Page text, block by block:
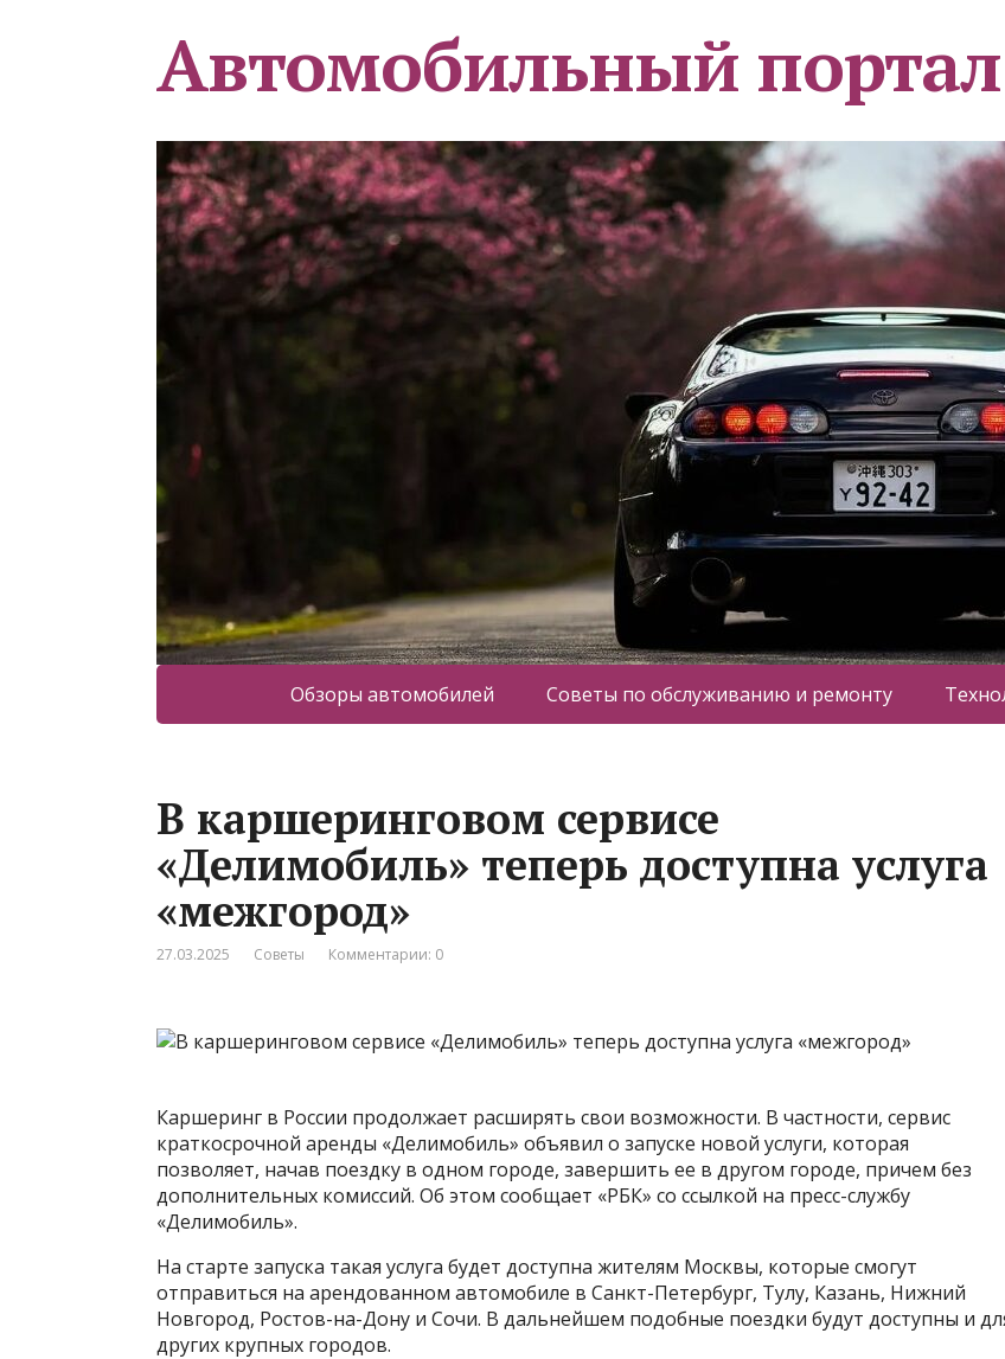
Автомобильный портал
Обзоры автомобилей Советы по обслуживанию и ремонту
В каршеринговом сервисе
«Делимобиль» теперь доступна услуга
«межгород»
27.03.2025 Советы Комментарии: 0
Каршеринг в России продолжает расширять свои возможности. В частности, сервис
краткосрочной аренды «Делимобиль» объявил о запуске новой услуги, которая
позволяет, начав поездку в одном городе, завершить ее в другом городе, причем без
дополнительных комиссий. Об этом сообщает «РБК» со ссылкой на пресс-службу
«Делимобиль».
На старте запуска такая услуга будет доступна жителям Москвы, которые смогут
отправиться на арендованном автомобиле в Санкт-Петербург, Тулу, Казань, Нижний
Новгород, Ростов-на-Дону и Сочи. В дальнейшем подобные поездки будут доступны и
других крупных городов.